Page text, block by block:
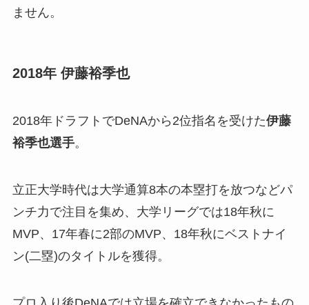
ません。
2018年 伊藤裕季也
2018年ドラフトでDeNAから2位指名を受けた伊藤
裕季也選手。
立正大学時代は大学通算8本の本塁打を放つなどパ
ンチ力で注目を集め、大学リーグでは18年秋に
MVP、17年春に2部のMVP、18年秋にベストナイ
ン(二塁)のタイトルを獲得。